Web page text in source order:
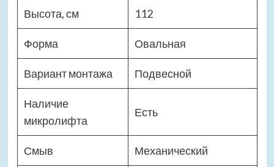
Высота, см 112
Форма Овальная
Вариант монтажа Подвесной
Наличие
микролифта
Есть
Смыв Механический